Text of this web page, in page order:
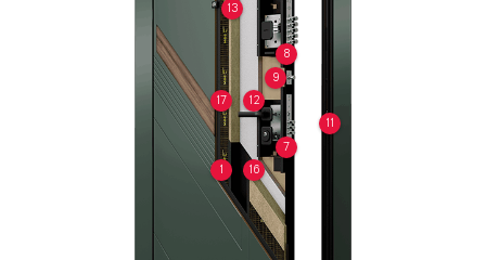
1
7
8
9
11
12
13
16
17